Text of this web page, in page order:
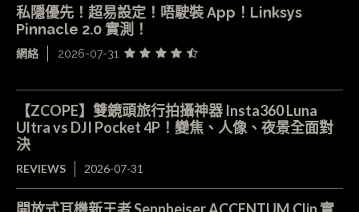
私隱優先！超易設定！唔駛裝 App！Linksys
Pinnacle 2.0 實測！
網絡 2026-07-31
【ZCOPE】雙鏡頭旅行拍攝神器 Insta360 Luna
Ultra vs DJI Pocket 4P！變焦、人像、夜景全面對
決
REVIEWS 2026-07-31